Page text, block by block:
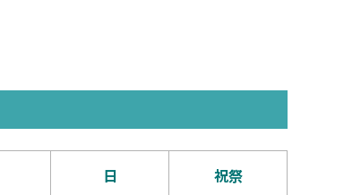
日 祝祭